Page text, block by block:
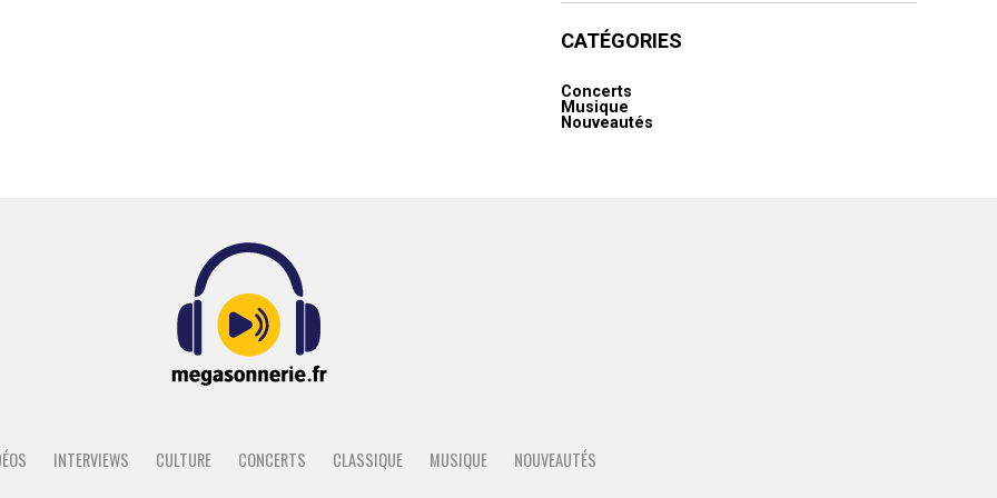
CATÉGORIES
Concerts
Musique
Nouveautés
INTERVIEWS CULTURE CONCERTS CLASSIQUE MUSIQUE NOUVEAUTÉS